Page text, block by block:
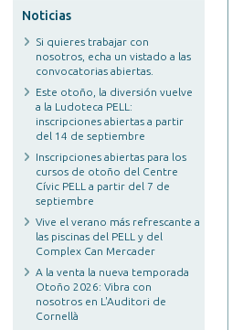
Noticias
Si quieres trabajar con
nosotros, echa un vistado a las
convocatorias abiertas.
Este otoño, la diversión vuelve
a la Ludoteca PELL:
inscripciones abiertas a partir
del 14 de septiembre
Inscripciones abiertas para los
cursos de otoño del Centre
Cívic PELL a partir del 7 de
septiembre
Vive el verano más refrescante a
las piscinas del PELL y del
Complex Can Mercader
A la venta la nueva temporada
Otoño 2026: Vibra con
nosotros en L'Auditori de
Cornellà